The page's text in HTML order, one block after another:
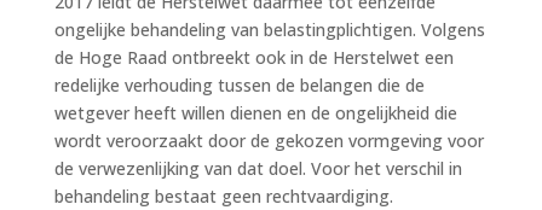
ongelijke behandeling van belastingplichtigen. Volgens
de Hoge Raad ontbreekt ook in de Herstelwet een
redelijke verhouding tussen de belangen die de
wetgever heeft willen dienen en de ongelijkheid die
wordt veroorzaakt door de gekozen vormgeving voor
de verwezenlijking van dat doel. Voor het verschil in
behandeling bestaat geen rechtvaardiging.